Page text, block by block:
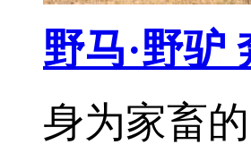
野马·野驴
身为家畜